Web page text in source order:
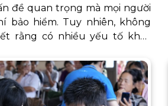
đề quan trọng mà mọi người
bảo hiểm. Tuy nhiên, không
rằng có nhiều yếu tố khác
phí này. Việc nắm rõ những
chỉ giúp bạn hiểu rõ hơn về
giúp bạn lập kế hoạch tài